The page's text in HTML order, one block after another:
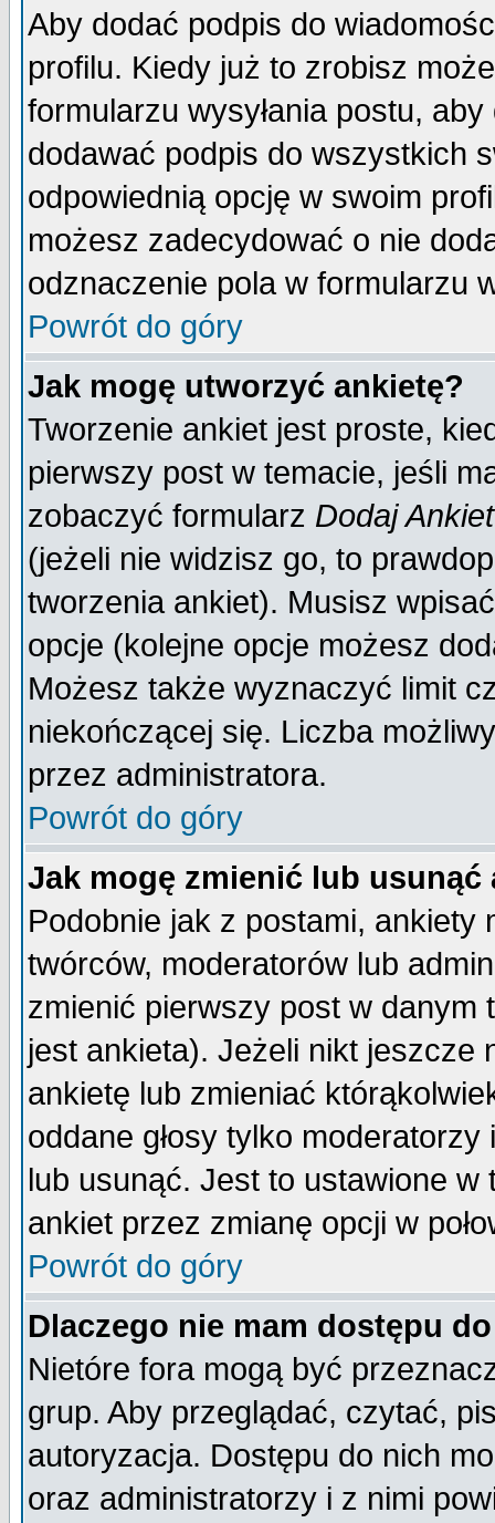
Aby dodać podpis do
profilu. Kiedy już to zrobisz
formularzu wysyłania postu,
dodawać podpis do wszystkich
odpowiednią opcję w swoim
możesz zadecydować o nie
odznaczenie pola w formularzu
Powrót do góry
Jak mogę utworzyć ankietę?
Tworzenie ankiet jest proste,
pierwszy post w temacie, jeśli
zobaczyć formularz Dodaj
(jeżeli nie widzisz go, to
tworzenia ankiet). Musisz
opcje (kolejne opcje możesz
Możesz także wyznaczyć limit
niekończącej się. Liczba
przez administratora.
Powrót do góry
Jak mogę zmienić lub usunąć
Podobnie jak z postami,
twórców, moderatorów lub
zmienić pierwszy post w
jest ankieta). Jeżeli nikt jeszcze
ankietę lub zmieniać
oddane głosy tylko
lub usunąć. Jest to ustawione w
ankiet przez zmianę opcji w
Powrót do góry
Dlaczego nie mam dostępu
Nietóre fora mogą być
grup. Aby przeglądać, czytać,
autoryzacja. Dostępu do nich
oraz administratorzy i z nimi